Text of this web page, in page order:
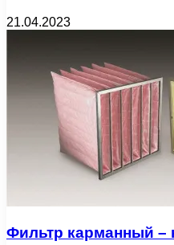
21.04.2023
Фильтр карманный –